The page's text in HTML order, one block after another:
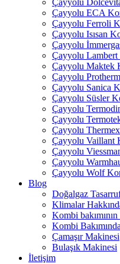
Çayyolu
Çayyolu ECA
Çayyolu Ferroli
Çayyolu Isısan
Çayyolu
Çayyolu
Çayyolu Maktek
Çayyolu
Çayyolu Sanica
Çayyolu Süsler
Çayyolu
Çayyolu
Çayyolu
Çayyolu Vaillant
Çayyolu
Çayyolu
Çayyolu Wolf
Blog
Doğalgaz
Klimalar
Kombi
Kombi
Çamaşır Makinesi
Bulaşık Makinesi
İletişim